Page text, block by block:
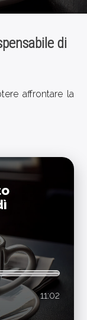
di
affrontare la
11:02